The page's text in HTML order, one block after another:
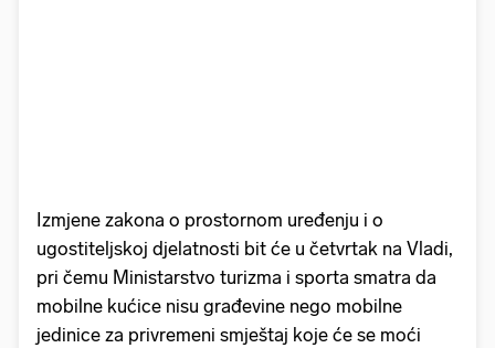
Izmjene zakona o prostornom uređenju i o
ugostiteljskoj djelatnosti bit će u četvrtak na Vladi,
pri čemu Ministarstvo turizma i sporta smatra da
mobilne kućice nisu građevine nego mobilne
jedinice za privremeni smještaj koje će se moći